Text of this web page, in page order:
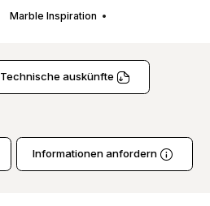
Marble Inspiration
Technische auskünfte
Informationen anfordern